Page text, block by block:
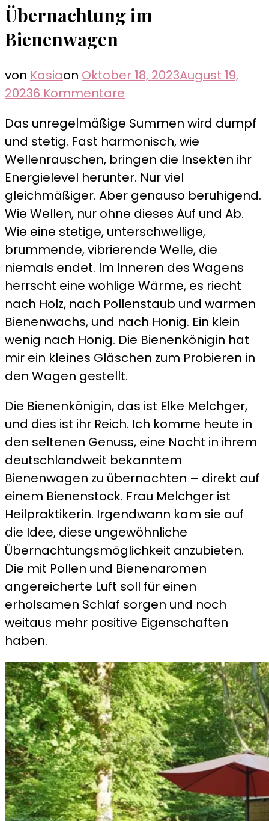
Übernachtung im
Bienenwagen
von Kasiaon Oktober 18, 2023August 19,
20236 Kommentare
im
Bienenwagen
Das unregelmäßige Summen wird dumpf
und stetig. Fast harmonisch, wie
Wellenrauschen, bringen die Insekten ihr
Energielevel herunter. Nur viel
gleichmäßiger. Aber genauso beruhigend.
Wie Wellen, nur ohne dieses Auf und Ab.
Wie eine stetige, unterschwellige,
brummende, vibrierende Welle, die
niemals endet. Im Inneren des Wagens
herrscht eine wohlige Wärme, es riecht
nach Holz, nach Pollenstaub und warmen
Bienenwachs, und nach Honig. Ein klein
wenig nach Honig. Die Bienenkönigin hat
mir ein kleines Gläschen zum Probieren in
den Wagen gestellt.
Die Bienenkönigin, das ist Elke Melchger,
und dies ist ihr Reich. Ich komme heute in
den seltenen Genuss, eine Nacht in ihrem
deutschlandweit bekanntem
Bienenwagen zu übernachten – direkt auf
einem Bienenstock. Frau Melchger ist
Heilpraktikerin. Irgendwann kam sie auf
die Idee, diese ungewöhnliche
Übernachtungsmöglichkeit anzubieten.
Die mit Pollen und Bienenaromen
angereicherte Luft soll für einen
erholsamen Schlaf sorgen und noch
weitaus mehr positive Eigenschaften
haben.